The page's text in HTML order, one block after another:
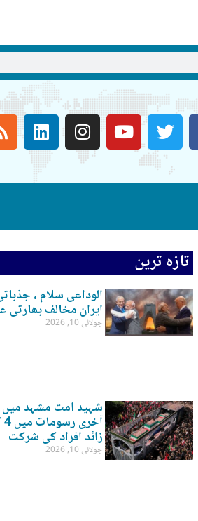
تازہ ترین
الوداعی سلام ،
ایران مخالف بھارتی
جولائی 10, 2026
شہید امت مشہد
زائد افراد کی شرکت
جولائی 10, 2026